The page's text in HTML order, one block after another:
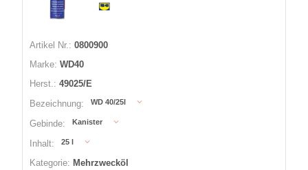
Artikel Nr.: 0800900
Marke: WD40
Herst.: 49025/E
Bezeichnung:
WD 40/25l
Gebinde: Kanister
Inhalt: 25 l
Kategorie: Mehrzwecköl